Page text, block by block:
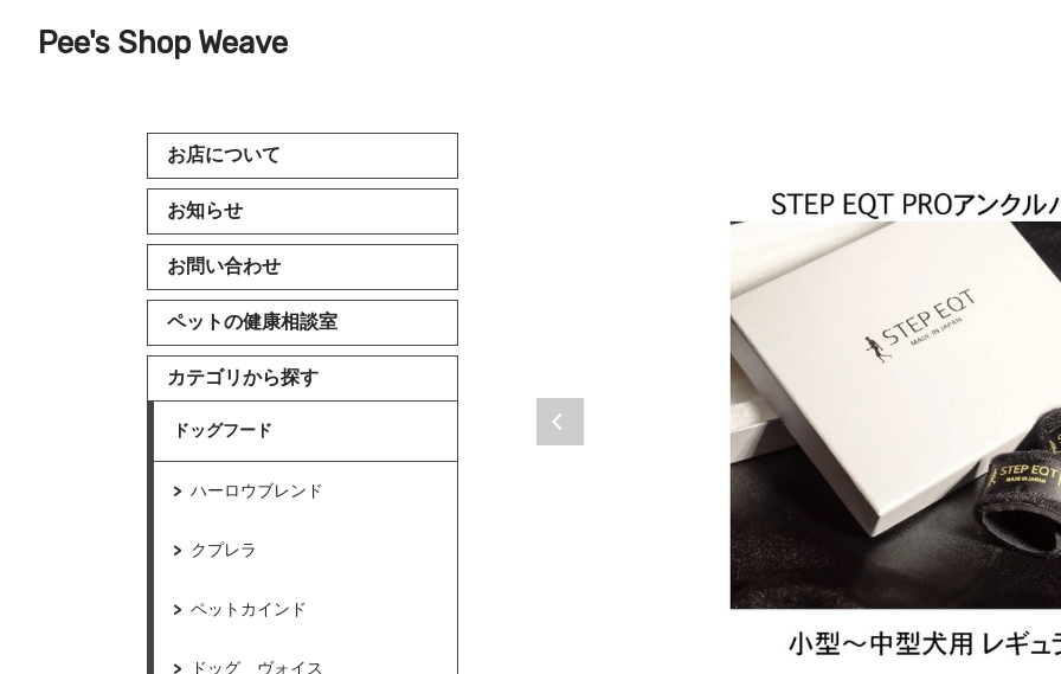
Pee's Shop Weave
お店について
お知らせ
お問い合わせ
ペットの健康相談室
カテゴリから探す
ドッグフード
ハーロウブレンド
クプレラ
ペットカインド
ドッグ ヴォイス